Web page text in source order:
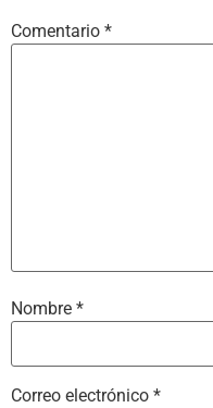
Comentario *
Nombre *
Correo electrónico *